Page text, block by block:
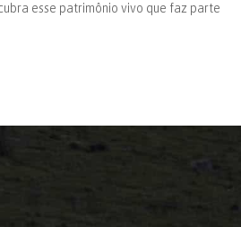
esse patrimônio vivo que faz parte